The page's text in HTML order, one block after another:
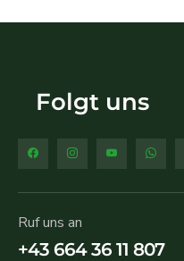
Folgt uns
Ruf uns an
+43 664 36 11 807